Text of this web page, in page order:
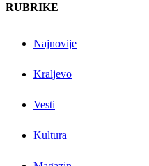
RUBRIKE
Najnovije
Kraljevo
Vesti
Kultura